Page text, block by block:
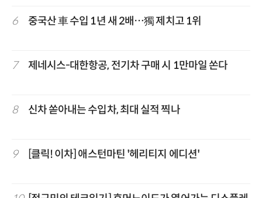
6 중국산 車 수입 1년 새 2배…獨 제치고 1위
7 제네시스-대한항공, 전기차 구매 시 1만마일 쏜다
8 신차 쏟아내는 수입차, 최대 실적 찍나
9 [클릭! 이차] 애스턴마틴 '헤리티지 에디션'